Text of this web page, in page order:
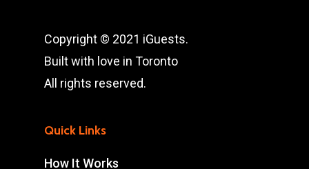
Copyright © 2021 iGuests.
Built with love in Toronto
All rights reserved.
Quick Links
How It Works